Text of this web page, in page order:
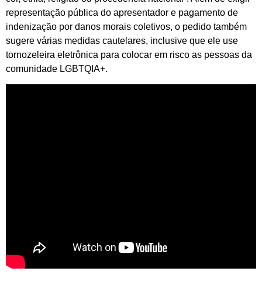
representação pública do apresentador e pagamento de
indenização por danos morais coletivos, o pedido também
sugere várias medidas cautelares, inclusive que ele use
tornozeleira eletrônica para colocar em risco as pessoas da
comunidade LGBTQIA+.